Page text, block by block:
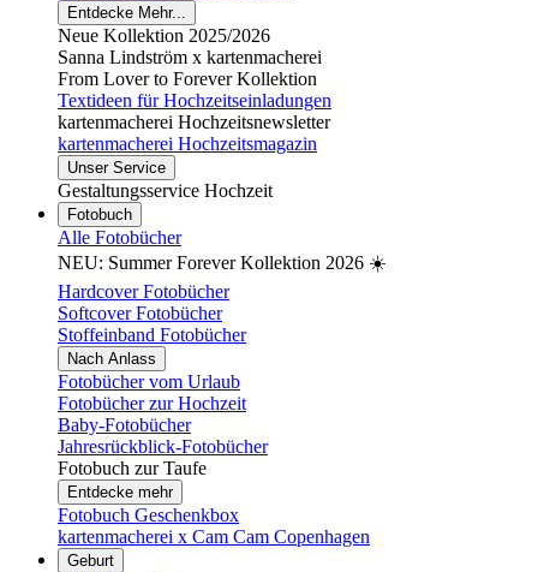
Entdecke Mehr...
Neue Kollektion 2025/2026
Sanna Lindström x kartenmacherei
From Lover to Forever Kollektion
Textideen für Hochzeitseinladungen
kartenmacherei Hochzeitsnewsletter
kartenmacherei Hochzeitsmagazin
Unser Service
Gestaltungsservice Hochzeit
Fotobuch
Alle Fotobücher
NEU: Summer Forever Kollektion 2026 ☀️
Hardcover Fotobücher
Softcover Fotobücher
Stoffeinband Fotobücher
Nach Anlass
Fotobücher vom Urlaub
Fotobücher zur Hochzeit
Baby-Fotobücher
Jahresrückblick-Fotobücher
Fotobuch zur Taufe
Entdecke mehr
Fotobuch Geschenkbox
kartenmacherei x Cam Cam Copenhagen
Geburt